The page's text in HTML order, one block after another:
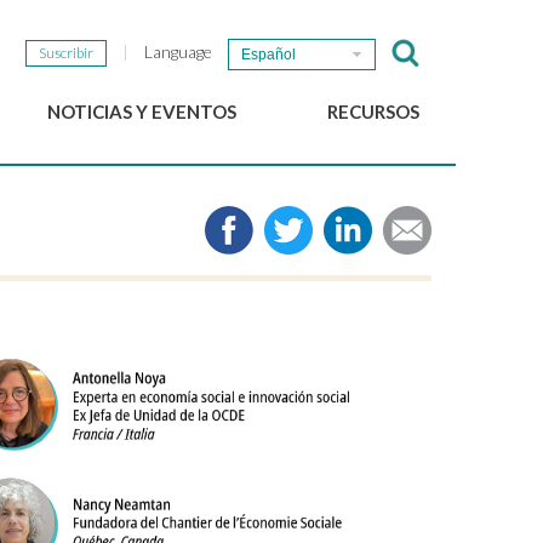
Suscribir Language Español
NOTICIAS Y EVENTOS
Newsletter del GSEF
RECURSOS
Medios de comunicación
Enlaces